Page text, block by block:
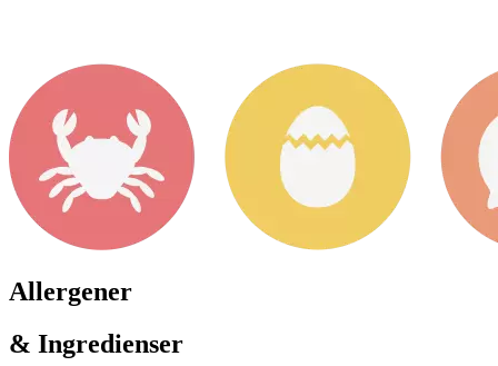
Allergener
& Ingredienser